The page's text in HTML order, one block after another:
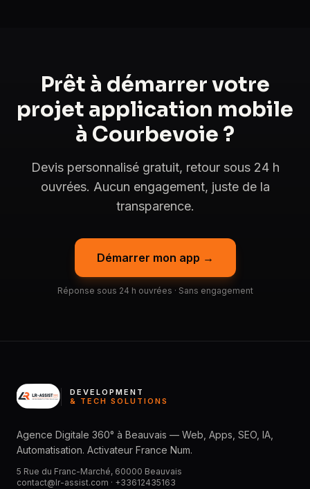
Prêt à démarrer votre
projet application mobile
à Courbevoie ?
Devis personnalisé gratuit, retour sous 24 h
ouvrées. Aucun engagement, juste de la
transparence.
Démarrer mon app →
Réponse sous 24 h ouvrées · Sans engagement
DEVELOPMENT
& TECH SOLUTIONS
Agence Digitale 360° à Beauvais — Web, Apps, SEO, IA,
Automatisation. Activateur France Num.
5 Rue du Franc-Marché, 60000 Beauvais
contact@lr-assist.com · +33612435163